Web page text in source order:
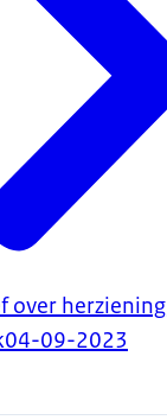
over
04-09-2023